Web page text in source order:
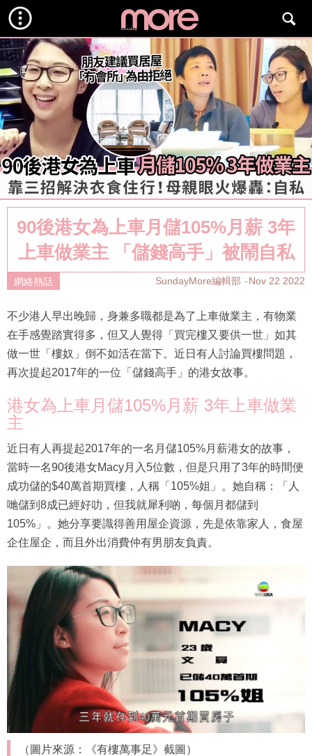
90後港女為上車月儲105%月薪 3年
上車做業主 「儲錢高手」被鬧自私
網絡熱話 SundayMore編輯部 Nov 22 2022
不少港人早出晚歸，身兼多職都是為了上車做業主，有物業
在手感覺踏實得多，但又人覺得「買完樓又要供一世」如其
做一世「樓奴」倒不如活在當下。近日有人討論買樓問題，
再次提起2017年的一位「儲錢高手」的港女故事。
港女為上車月儲105%月薪 3年上車做業
主
近日有人再提起2017年的一名月儲105%月薪港女的故事，
當時一名90後港女Macy月入5位數，但是只用了3年的時間便
成功儲的$40萬首期買樓，人稱「105%姐」。她自稱：「人
哋儲到8成已經好叻，但我就犀利啲，每個月都儲到
105%」。她分享要識得善用屋企資源，先是依靠家人，食屋
企住屋企，而且外出消費仲有男朋友負責。
（圖片來源：《有樓萬事足》截圖）